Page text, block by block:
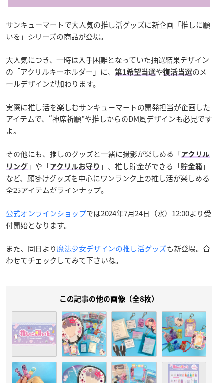
サンキューマートで大人気の推し活グッズに新企画「推しに願
いを」シリーズの商品が登場。
大人気につき、一時は入手困難となっていた抽選結果デザイン
の「アクリルキーホルダー」に、
第1希望当選や復活当選のメ
ールデザインが加わります。
実際に推し活を楽しむサンキューマートの開発担当が企画した
アイテムで、“神席祈願”や推しからのDM風デザインも必見です
よ。
その他にも、推しのグッズと一緒に撮影が楽しめる「アクリル
リング 」や「アクリルお守り 」、推し貯金ができる「貯金箱 」
など、願掛けグッズを中心にワンランク上の推し活が楽しめる
全25アイテムがラインナップ。
公式オンラインショップでは2024年7月24日（水）12:00より受
付開始となります。
また、同日より魔法少女デザインの推し活グッズも新登場。合
わせてチェックしてみて下さいね。
この記事の他の画像（全8枚）